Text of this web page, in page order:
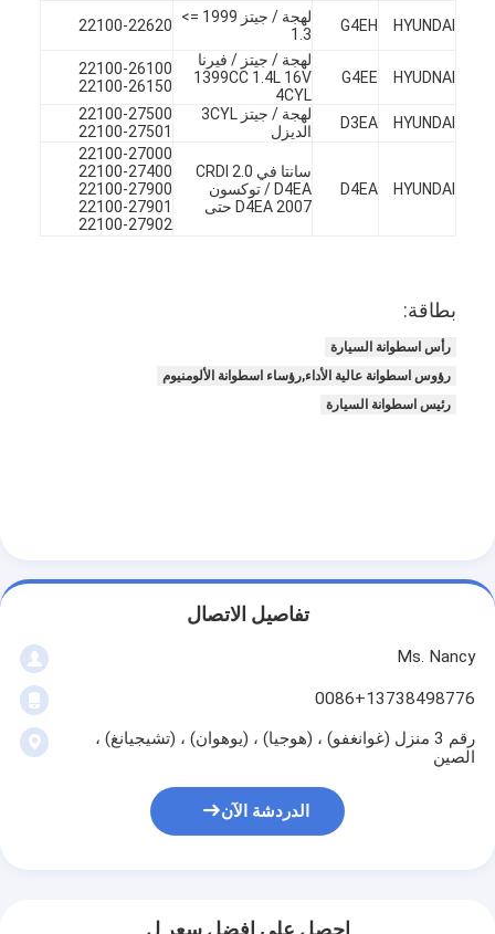
المنزل
فيديوهات
الدردشة الآن
محرك أسطوانة قالب
كامل الاسطوانة
HYUNDAI
G4EH
لهجة / جيتز 1999 =>
1.3
22100-22620
HYUDNAI
G4EE
لهجة / جيتز / فيرنا
1399CC 1.4L 16V
4CYL
22100-26100
22100-26150
HYUNDAI
D3EA
لهجة / جيتز 3CYL
الديزل
22100-27500
22100-27501
HYUNDAI
D4EA
سانتا في 2.0 CRDI
D4EA / توكسون
D4EA 2007 حتى
22100-27000
22100-27400
22100-27900
22100-27901
22100-27902
بطاقة:
رأس اسطوانة السيارة
رؤوس اسطوانة عالية الأداء,رؤساء اسطوانة الألومنيوم
رئيس اسطوانة السيارة
تفاصيل الاتصال
Ms. Nancy
0086+13738498776
رقم 3 منزل (غوانغفو) ، (هوجيا) ، (يوهوان) ، (تشيجيانغ) ،
الصين
الدردشة الآن